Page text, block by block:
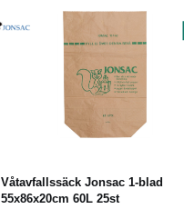
Våtavfallssäck Jonsac 1-blad
55x86x20cm 60L 25st
Köp Läs mer